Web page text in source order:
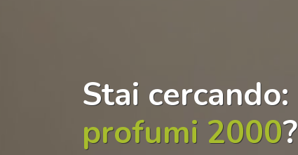
Stai cercando:
profumi 2000?